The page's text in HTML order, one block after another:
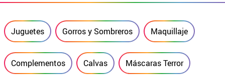
Juguetes Gorros y Sombreros Maquillaje
Complementos Calvas Máscaras Terror